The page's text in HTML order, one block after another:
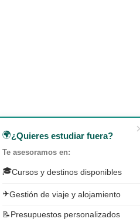
🌍¿Quieres estudiar fuera?
Te asesoramos en:
🎓Cursos y destinos disponibles
✈️Gestión de viaje y alojamiento
📝 Presupuestos personalizados